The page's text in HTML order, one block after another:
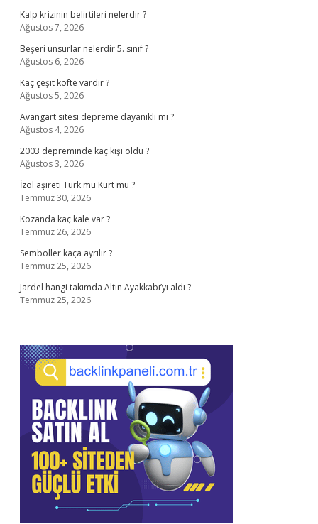
Kalp krizinin belirtileri nelerdir ?
Ağustos 7, 2026
Beşeri unsurlar nelerdir 5. sınıf ?
Ağustos 6, 2026
Kaç çeşit köfte vardır ?
Ağustos 5, 2026
Avangart sitesi depreme dayanıklı mı ?
Ağustos 4, 2026
2003 depreminde kaç kişi öldü ?
Ağustos 3, 2026
İzol aşireti Türk mü Kürt mü ?
Temmuz 30, 2026
Kozanda kaç kale var ?
Temmuz 26, 2026
Semboller kaça ayrılır ?
Temmuz 25, 2026
Jardel hangi takımda Altın Ayakkabı’yı aldı ?
Temmuz 25, 2026